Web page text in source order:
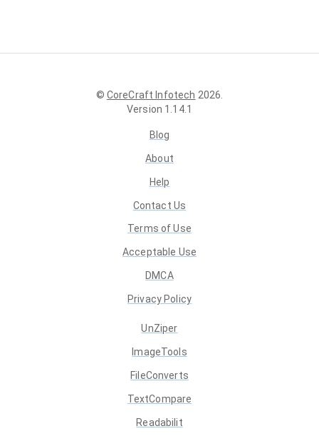
© CoreCraft Infotech 2026
Version 1.14.1
Blog
About
Help
Contact Us
Terms of Use
Acceptable Use
DMCA
Privacy Policy
UnZiper
ImageTools
FileConverts
TextCompare
Readabilit